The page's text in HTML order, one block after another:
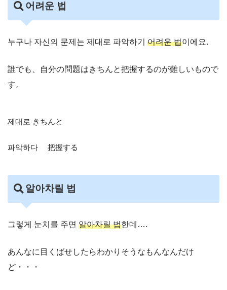
어려운 법
누구나 자신의 문제는 제대로 파악하기 어려운 법이에요.
誰でも、自分の問題はきちんと把握するのが難しいもので
す。
제대로 きちんと
파악하다 把握する
알아차릴 법
그렇게 눈치를 주면 알아차릴 법한데….
あんなに目くばせしたらわかりそうなもんなんだけ
ど・・・